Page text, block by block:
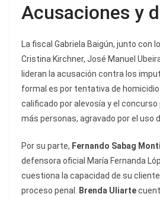
Acusaciones y
La fiscal Gabriela Baigún, junto con
Cristina Kirchner, José Manuel
lideran la acusación contra los
formal es por tentativa de
calificado por alevosía y el
más personas, agravado por el uso
Por su parte, Fernando Sabag
defensora oficial María Fernanda
cuestiona la capacidad de su
proceso penal. Brenda Uliarte